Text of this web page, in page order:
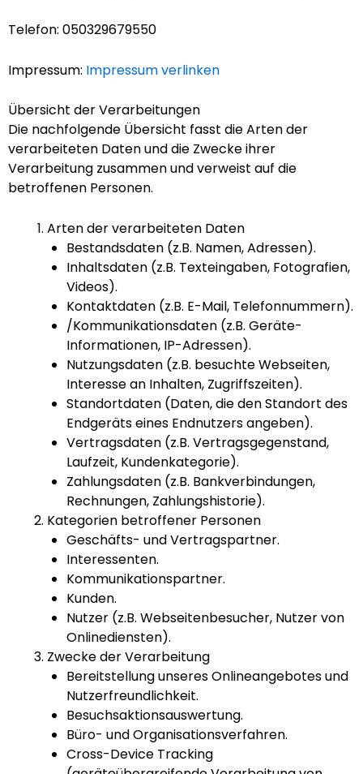
Telefon: 050329679550
Impressum: Impressum verlinken
Übersicht der Verarbeitungen
Die nachfolgende Übersicht fasst die Arten der
verarbeiteten Daten und die Zwecke ihrer
Verarbeitung zusammen und verweist auf die
betroffenen Personen.
Arten der verarbeiteten Daten
Bestandsdaten (z.B. Namen, Adressen).
Inhaltsdaten (z.B. Texteingaben, Fotografien,
Videos).
Kontaktdaten (z.B. E-Mail, Telefonnummern).
/Kommunikationsdaten (z.B. Geräte-
Informationen, IP-Adressen).
Nutzungsdaten (z.B. besuchte Webseiten,
Interesse an Inhalten, Zugriffszeiten).
Standortdaten (Daten, die den Standort des
Endgeräts eines Endnutzers angeben).
Vertragsdaten (z.B. Vertragsgegenstand,
Laufzeit, Kundenkategorie).
Zahlungsdaten (z.B. Bankverbindungen,
Rechnungen, Zahlungshistorie).
Kategorien betroffener Personen
Geschäfts- und Vertragspartner.
Interessenten.
Kommunikationspartner.
Kunden.
Nutzer (z.B. Webseitenbesucher, Nutzer von
Onlinediensten).
Zwecke der Verarbeitung
Bereitstellung unseres Onlineangebotes und
Nutzerfreundlichkeit.
Besuchsaktionsauswertung.
Büro- und Organisationsverfahren.
Cross-Device Tracking